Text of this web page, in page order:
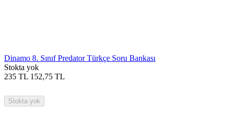
Dinamo 8. Sınıf Predator Türkçe Soru Bankası
Stokta yok
235 TL 152,75 TL
Stokta yok